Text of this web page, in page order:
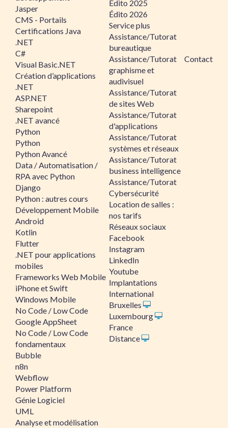
Jasper
CMS - Portails
Certifications Java
.NET
C#
Visual Basic.NET
Création d’applications
.NET
ASP.NET
Sharepoint
.NET avancé
Python
Python
Python Avancé
Data / Automatisation /
RPA avec Python
Django
Python : autres cours
Développement Mobile
Android
Kotlin
Flutter
.NET pour applications
mobiles
Frameworks Web Mobile
iPhone et Swift
Windows Mobile
No Code / Low Code
Google AppSheet
No Code / Low Code
fondamentaux
Bubble
n8n
Webflow
Power Platform
Génie Logiciel
UML
Analyse et modélisation
Édito 2025
Édito 2026
Service plus
Assistance/Tutorat
bureautique
Assistance/Tutorat
graphisme et
audivisuel
Assistance/Tutorat
de sites Web
Assistance/Tutorat
d'applications
Assistance/Tutorat
systèmes et réseaux
Assistance/Tutorat
business intelligence
Assistance/Tutorat
Cybersécurité
Location de salles :
nos tarifs
Réseaux sociaux
Facebook
Instagram
LinkedIn
Youtube
Implantations
International
Bruxelles
Luxembourg
France
Distance
Contact